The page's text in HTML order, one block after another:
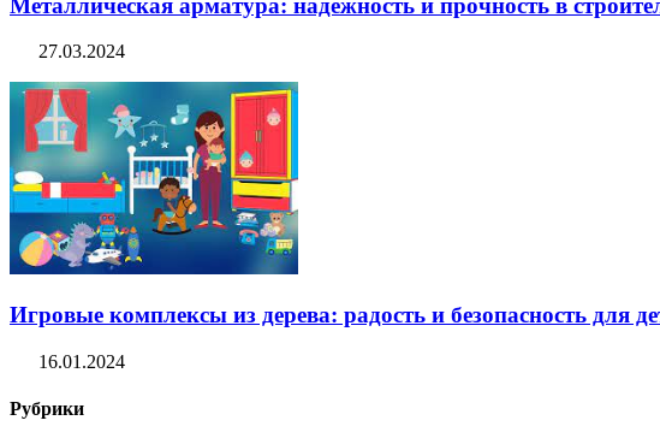
Металлическая арматура: надежность и прочность в
27.03.2024
Игровые комплексы из дерева: радость и безопасность для
16.01.2024
Рубрики